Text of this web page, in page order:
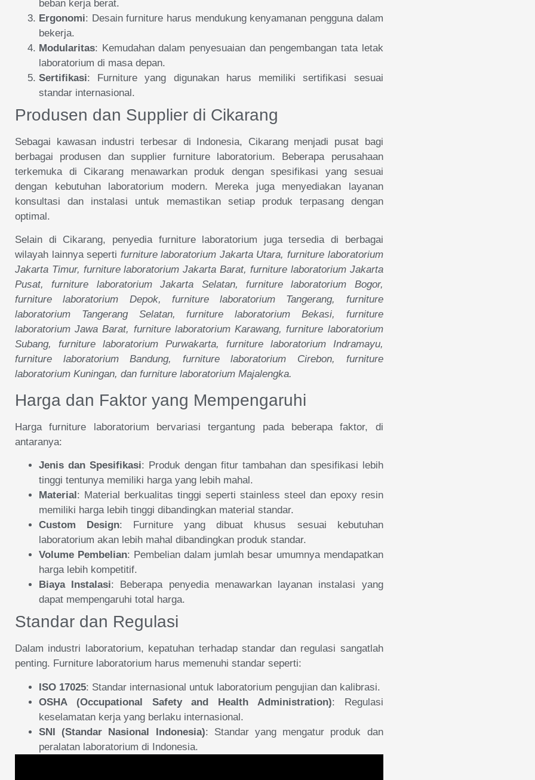
beban kerja berat.
Ergonomi: Desain furniture harus mendukung kenyamanan pengguna dalam
bekerja.
Modularitas: Kemudahan dalam penyesuaian dan pengembangan tata letak
laboratorium di masa depan.
Sertifikasi: Furniture yang digunakan harus memiliki sertifikasi sesuai
standar internasional.
Produsen dan Supplier di Cikarang
Sebagai kawasan industri terbesar di Indonesia, Cikarang menjadi pusat bagi
berbagai produsen dan supplier furniture laboratorium. Beberapa perusahaan
terkemuka di Cikarang menawarkan produk dengan spesifikasi yang sesuai
dengan kebutuhan laboratorium modern. Mereka juga menyediakan layanan
konsultasi dan instalasi untuk memastikan setiap produk terpasang dengan
optimal.
Selain di Cikarang, penyedia furniture laboratorium juga tersedia di berbagai
wilayah lainnya seperti furniture laboratorium Jakarta Utara, furniture laboratorium
Jakarta Timur, furniture laboratorium Jakarta Barat, furniture laboratorium Jakarta
Pusat, furniture laboratorium Jakarta Selatan, furniture laboratorium Bogor,
furniture laboratorium Depok, furniture laboratorium Tangerang, furniture
laboratorium Tangerang Selatan, furniture laboratorium Bekasi, furniture
laboratorium Jawa Barat, furniture laboratorium Karawang, furniture laboratorium
Subang, furniture laboratorium Purwakarta, furniture laboratorium Indramayu,
furniture laboratorium Bandung, furniture laboratorium Cirebon, furniture
laboratorium Kuningan, dan furniture laboratorium Majalengka.
Harga dan Faktor yang Mempengaruhi
Harga furniture laboratorium bervariasi tergantung pada beberapa faktor, di
antaranya:
Jenis dan Spesifikasi: Produk dengan fitur tambahan dan spesifikasi lebih
tinggi tentunya memiliki harga yang lebih mahal.
Material: Material berkualitas tinggi seperti stainless steel dan epoxy resin
memiliki harga lebih tinggi dibandingkan material standar.
Custom Design: Furniture yang dibuat khusus sesuai kebutuhan
laboratorium akan lebih mahal dibandingkan produk standar.
Volume Pembelian: Pembelian dalam jumlah besar umumnya mendapatkan
harga lebih kompetitif.
Biaya Instalasi: Beberapa penyedia menawarkan layanan instalasi yang
dapat mempengaruhi total harga.
Standar dan Regulasi
Dalam industri laboratorium, kepatuhan terhadap standar dan regulasi sangatlah
penting. Furniture laboratorium harus memenuhi standar seperti:
ISO 17025: Standar internasional untuk laboratorium pengujian dan kalibrasi.
OSHA (Occupational Safety and Health Administration): Regulasi
keselamatan kerja yang berlaku internasional.
SNI (Standar Nasional Indonesia): Standar yang mengatur produk dan
peralatan laboratorium di Indonesia.